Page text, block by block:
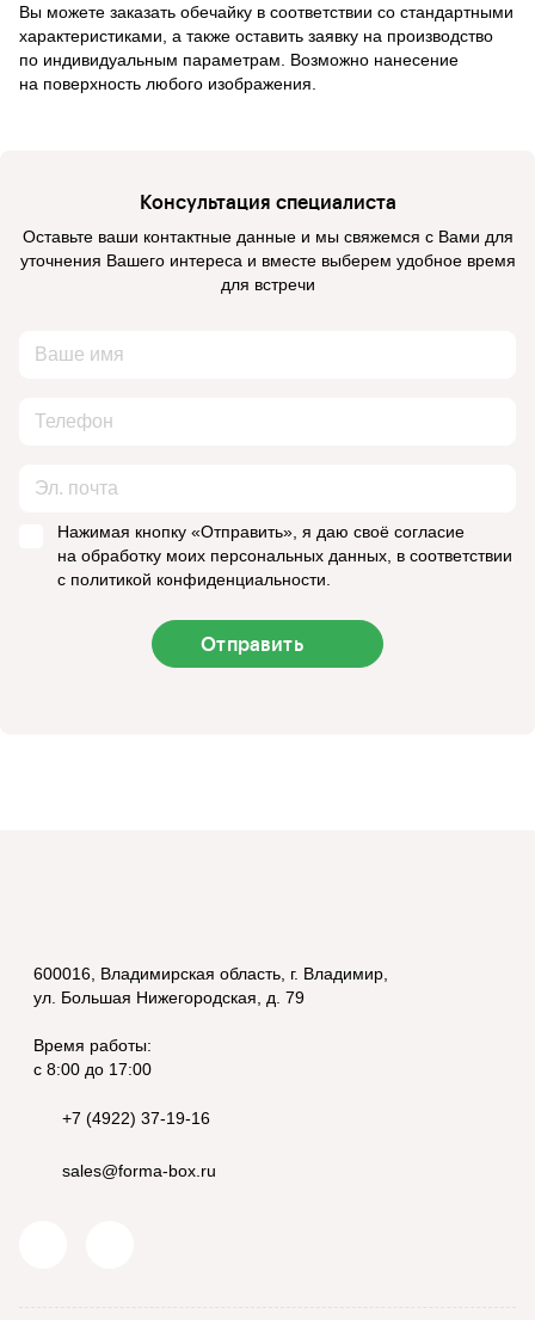
Вы можете заказать обечайку в соответствии со стандартными
характеристиками, а также оставить заявку на производство
по индивидуальным параметрам. Возможно нанесение
на поверхность любого изображения.
Консультация специалиста
Оставьте ваши контактные данные и мы свяжемся с Вами для
уточнения Вашего интереса и вместе выберем удобное время
для встречи
Нажимая кнопку «Отправить», я даю своё согласие
на обработку моих персональных данных, в соответствии
с политикой конфиденциальности.
Отправить
600016, Владимирская область, г. Владимир,
ул. Большая Нижегородская, д. 79
Время работы:
с 8:00 до 17:00
+7 (4922) 37-19-16
sales@forma-box.ru